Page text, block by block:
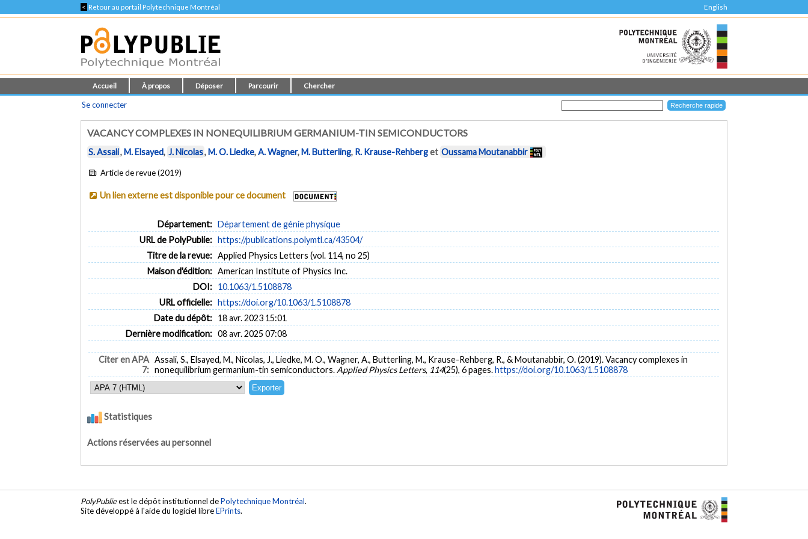
< Retour au portail Polytechnique Montréal English
Accueil À propos Déposer Parcourir Chercher
Se connecter
VACANCY COMPLEXES IN NONEQUILIBRIUM GERMANIUM-TIN SEMICONDUCTORS
S. Assali,M. Elsayed, J. Nicolas,M. O. Liedke,A. Wagner,M. Butterling, R. Krause-Rehberget Oussama Moutanabbir
Article de revue (2019)
Un lien externe est disponible pour ce document
Département: Département de génie physique
URL de PolyPublie: https://publications.polymtl.ca/43504/
Titre de la revue: Applied Physics Letters (vol. 114, no 25)
Maison d'édition: American Institute of Physics Inc.
DOI: 10.1063/1.5108878
URL officielle: https://doi.org/10.1063/1.5108878
Date du dépôt: 18 avr. 2023 15:01
Dernière modification: 08 avr. 2025 07:08
Citer en APA
7:
Assali, S., Elsayed, M., Nicolas, J., Liedke, M. O., Wagner, A., Butterling, M., Krause-Rehberg, R., & Moutanabbir, O. (2019). Vacancy complexes in
nonequilibrium germanium-tin semiconductors. Applied Physics Letters, 114(25), 6 pages.https://doi.org/10.1063/1.5108878
Statistiques
Actions réservées au personnel
PolyPublieest le dépôt institutionnel dePolytechnique Montréal.
Site développé à l'aide du logiciel libreEPrints.